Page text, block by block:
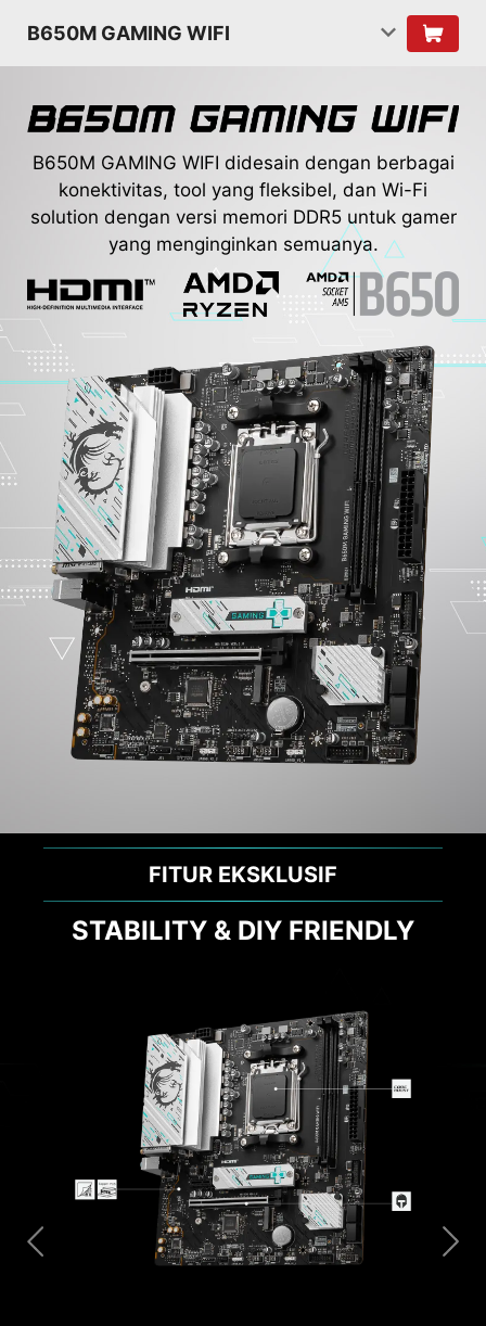
B650M GAMING WIFI
B650M GAMING WIFI didesain dengan berbagai
konektivitas, tool yang fleksibel, dan Wi-Fi
solution dengan versi memori DDR5 untuk gamer
yang menginginkan semuanya.
FITUR EKSKLUSIF
STABILITY & DIY FRIENDLY